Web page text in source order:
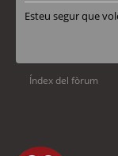
Esteu segur que
Índex del fòrum